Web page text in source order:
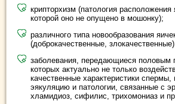
крипторхизм (патология расположения
которой оно не опущено в мошонку);
различного типа новообразования
(доброкачественные,
заболевания, передающиеся половым
которых актуально не только
качественные характеристики спермы,
эякуляцию и патологии, связанные с
хламидиоз, сифилис, трихомониаз и